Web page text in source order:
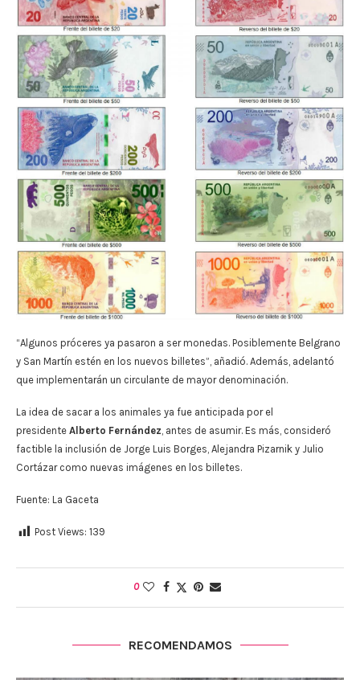
“Algunos próceres ya pasaron a ser monedas. Posiblemente Belgrano
y San Martín estén en los nuevos billetes”, añadió. Además, adelantó
que implementarán un circulante de mayor denominación.
La idea de sacar a los animales ya fue anticipada por el
presidente Alberto Fernández, antes de asumir. Es más, consideró
factible la inclusión de Jorge Luis Borges, Alejandra Pizarnik y Julio
Cortázar como nuevas imágenes en los billetes.
Fuente: La Gaceta
Post Views: 139
0
RECOMENDAMOS